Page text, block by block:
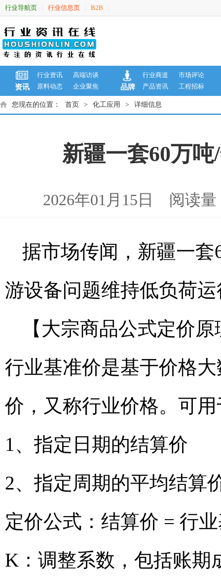
行业导航页 行业信息页 B2B
资讯
行业资讯
高端访谈
原料动态
企业聚焦 品牌
行业商道
市场评论
产品资讯
工程招标
您现在的位置： 首页 > 化工应用 > 详细信息
新疆一套60万
2026年01月15日 阅读
据市场传闻，新疆一
游设备问题维持低负荷
【大宗商品公式定价
行业基准价是基于价格
价，又称行业价格。可
1、指定日期的结算价
2、指定周期的平均结算
定价公式：结算价 = 行
K：调整系数，包括账期